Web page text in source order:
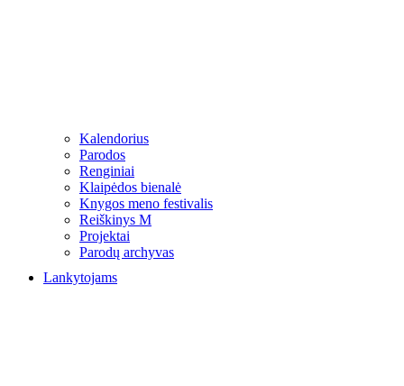
Kalendorius
Parodos
Renginiai
Klaipėdos bienalė
Knygos meno festivalis
Reiškinys M
Projektai
Parodų archyvas
Lankytojams